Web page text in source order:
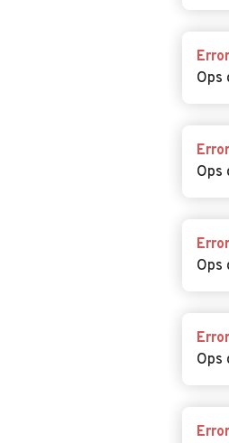
Error
Ops
Error
Ops
Error
Ops
Error
Ops
Error